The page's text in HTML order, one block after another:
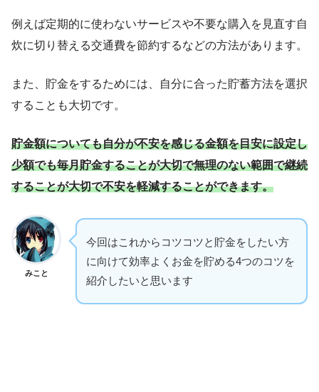
例えば定期的に使わないサービスや不要な購入を見直す自
炊に切り替える交通費を節約するなどの方法があります。
また、貯金をするためには、自分に合った貯蓄方法を選択
することも大切です。
貯金額についても自分が不安を感じる金額を目安に設定し
少額でも毎月貯金することが大切で無理のない範囲で継続
することが大切で不安を軽減することができます。
みこと
今回はこれからコツコツと貯金をしたい方
に向けて効率よくお金を貯める4つのコツを
紹介したいと思います